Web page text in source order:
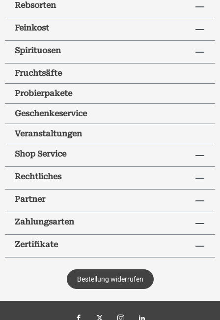
Rebsorten
Feinkost
Spirituosen
Fruchtsäfte
Probierpakete
Geschenkeservice
Veranstaltungen
Shop Service
Rechtliches
Partner
Zahlungsarten
Zertifikate
Bestellung widerrufen